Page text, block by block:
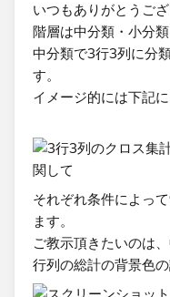
いつもありがとうござ
階層は中分類・小分
中分類で3行3列に分
す。
イメージ的には下記に
それぞれ条件によっ
ます。
ご教示頂きたいのは
行列の総計の背景色